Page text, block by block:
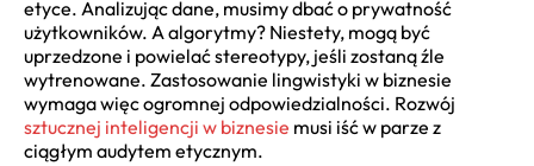
etyce. Analizując dane, musimy dbać o prywatność
użytkowników. A algorytmy? Niestety, mogą być
uprzedzone i powielać stereotypy, jeśli zostaną źle
wytrenowane. Zastosowanie lingwistyki w biznesie
wymaga więc ogromnej odpowiedzialności. Rozwój
sztucznej inteligencji w biznesie musi iść w parze z
ciągłym audytem etycznym.